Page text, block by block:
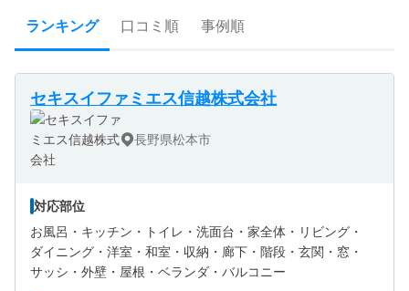
ランキング 口コミ順 事例順
セキスイファミエス信越株式会社
長野県松本市
対応部位
お風呂・ キッチン・ トイレ・ 洗面台・ 家全体・ リビング・
ダイニング・ 洋室・ 和室・ 収納・ 廊下・ 階段・ 玄関・ 窓・
サッシ・ 外壁・ 屋根・ ベランダ・バルコニー